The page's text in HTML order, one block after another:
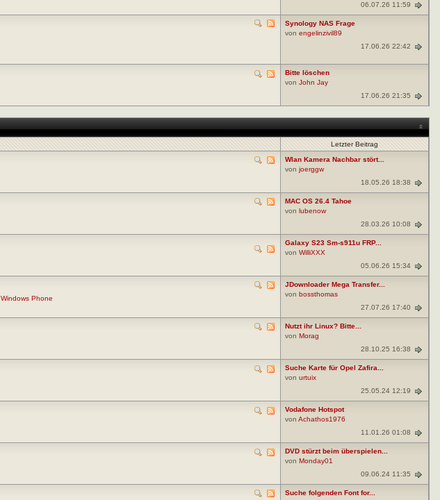
06.07.26 11:59
Synology NAS Frage
von engelinzivil89
17.06.26 22:42
Bitte löschen
von John Jay
17.06.26 21:35
Letzter Beitrag
Wlan Kamera Nachbar stört...
von joerggw
18.05.26 18:38
MAC OS 26.4 Tahoe
von lubenow
28.03.26 10:08
Galaxy S23 Sm-s911u FRP...
von WilliXXX
05.06.26 15:34
Windows Phone
JDownloader Mega Transfer...
von bossthomas
27.07.26 17:40
Nutzt ihr Linux? Bitte...
von Morag
28.10.25 16:38
Suche Karte für Opel Zafira...
von urtuix
25.05.24 12:19
Vodafone Hotspot
von Achathos1976
11.01.26 01:08
DVD stürzt beim überspielen...
von Monday01
09.06.24 11:35
Suche folgenden Font for...